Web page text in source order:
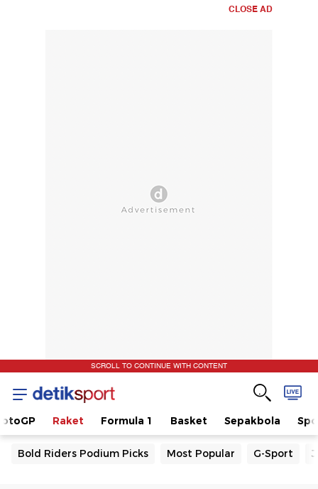
CLOSE AD
SCROLL TO CONTINUE WITH CONTENT
Raket Formula 1 Basket Sepakbola
Bold Riders Podium Picks Most Popular G-Sport